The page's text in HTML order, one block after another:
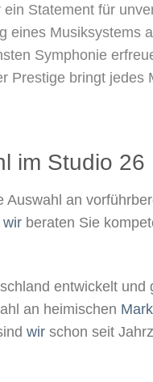
Statement für
eines Musiksystems
Symphonie
Prestige bringt jedes
im Studio 26​
Auswahl an
wir beraten Sie
entwickelt
an heimischen
wir schon seit